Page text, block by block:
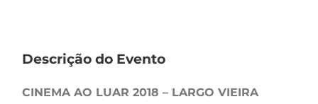
Descrição do Evento
CINEMA AO LUAR 2018 – LARGO VIEIRA